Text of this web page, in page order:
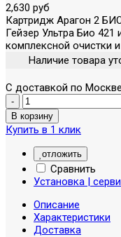
2,630 руб
Картридж Арагон 2
Гейзер Ультра Био 421
комплексной очистки
Наличие товара
С доставкой по
Купить в 1 клик
отложить
Сравнить
Установка |
Описание
Характеристики
Доставка